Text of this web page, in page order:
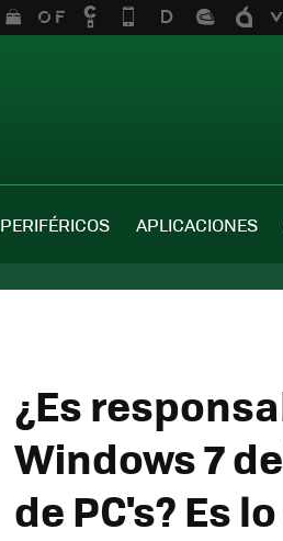
PERIFÉRICOS APLICACIONES
¿Es
Windows 7
de PC's? Es